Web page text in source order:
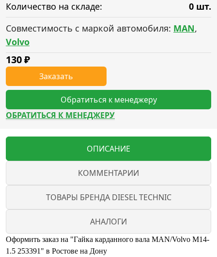
Количество на складе:
0 шт.
Совместимость с маркой автомобиля: MAN,
Volvo
130₽
Заказать
Обратиться к менеджеру
ОБРАТИТЬСЯ К МЕНЕДЖЕРУ
ОПИСАНИЕ
КОММЕНТАРИИ
ТОВАРЫ БРЕНДА DIESEL TECHNIC
АНАЛОГИ
Оформить заказ на "Гайка карданного вала MAN/Volvo M14-
1.5 253391" в Ростове на Дону